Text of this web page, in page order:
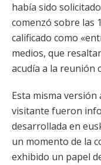
había sido
comenzó sobre las
calificado como
medios, que
acudía a la reunión
Esta misma
visitante fueron
desarrollada en
un momento de la
exhibido un papel